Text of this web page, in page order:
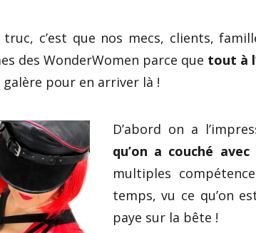
c’est que nos mecs, clients,
des WonderWomen parce que tout à
galère pour en arriver là !
D’abord on a
qu’on a couché
multiples
temps, vu ce qu’on
paye sur la bête !